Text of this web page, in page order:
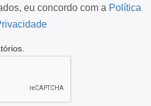
eu concordo com a Política